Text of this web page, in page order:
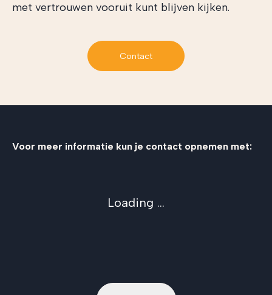
met vertrouwen vooruit kunt blijven kijken.
Contact
Voor meer informatie kun je contact opnemen met:
Loading ...